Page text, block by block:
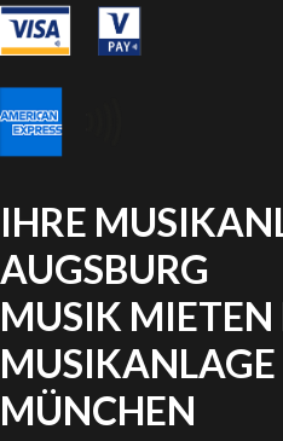
IHRE
AUGSBURG
MUSIK
MÜNCHEN